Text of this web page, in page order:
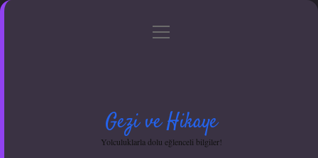
Gizlilik Politikası
menüyü
Gezi ve Hikaye
Yolculuklarla dolu eğlenceli bilgiler!